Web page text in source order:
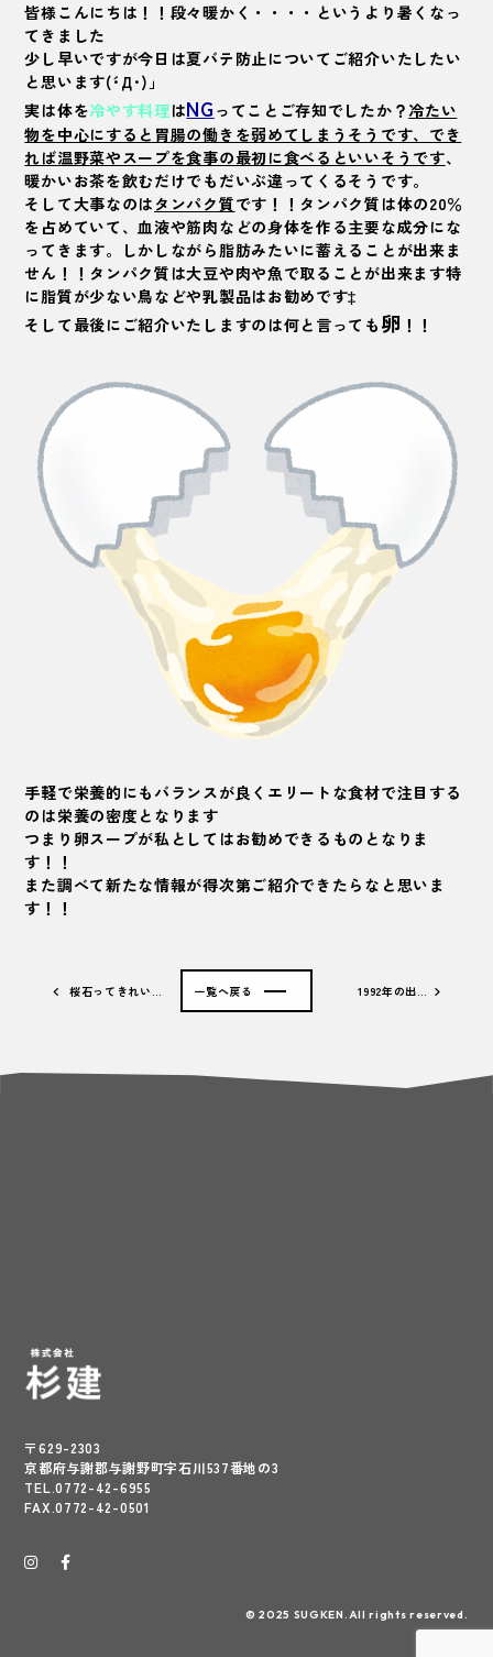
皆様こんにちは！！段々暖かく・・・・というより暑くなっ
てきました
少し早いですが今日は夏バテ防止についてご紹介いたしたい
と思います(´･Д･)」
実は体を冷やす料理はNG ってことご存知でしたか？ 冷たい
物を中心にすると胃腸の働きを弱めてしまうそうです、でき
れば温野菜やスープを食事の最初に食べるといいそうです、
暖かいお茶を飲むだけでもだいぶ違ってくるそうです。
そして大事なのは タンパク質です！！タンパク質は体の20％
を占めていて、血液や筋肉などの身体を作る主要な成分にな
ってきます。しかしながら脂肪みたいに蓄えることが出来ま
せん！！タンパク質は大豆や肉や魚で取ることが出来ます特
に脂質が少ない鳥などや乳製品はお勧めです‡
そして最後にご紹介いたしますのは何と言っても卵 ！！
手軽で栄養的にもバランスが良くエリートな食材で注目する
のは栄養の密度となります
つまり卵スープが私としてはお勧めできるものとなりま
す！！
また調べて新たな情報が得次第ご紹介できたらなと思いま
す！！
桜石ってきれい… 1992年の出…
一覧へ戻る
〒629-2303
京都府与謝郡与謝野町字石川537番地の3
TEL.0772-42-6955
FAX.0772-42-0501
© 2025 SUGKEN.All rights reserved.